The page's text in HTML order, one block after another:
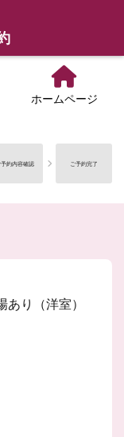
ホームページ
予約内容確認 ご予約完了
り（洋室）